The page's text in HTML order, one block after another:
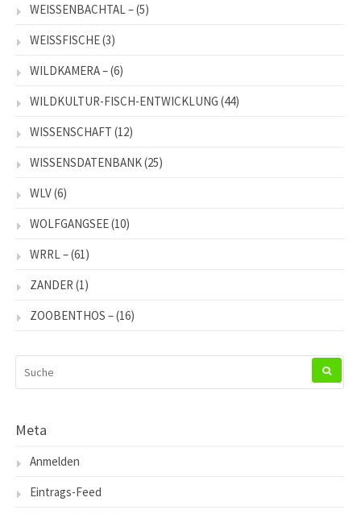
WEISSENBACHTAL –(5)
WEISSFISCHE(3)
WILDKAMERA –(6)
WILDKULTUR-FISCH-ENTWICKLUNG (44)
WISSENSCHAFT (12)
WISSENSDATENBANK(25)
WLV(6)
WOLFGANGSEE(10)
WRRL –(61)
ZANDER (1)
ZOOBENTHOS –(16)
NACH:
Meta
Anmelden
Eintrags-Feed